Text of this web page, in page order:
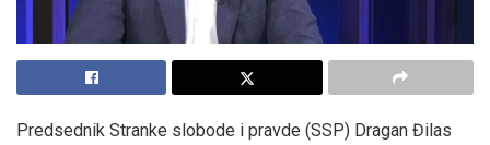
Predsednik Stranke slobode i pravde (SSP) Dragan Đilas